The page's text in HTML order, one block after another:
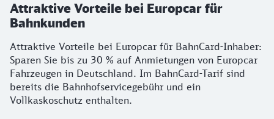
Attraktive Vorteile bei Europcar für
Bahnkunden
Attraktive Vorteile bei Europcar für BahnCard-Inhaber:
Sparen Sie bis zu 30 % auf Anmietungen von Europcar
Fahrzeugen in Deutschland. Im BahnCard-Tarif sind
bereits die Bahnhofservicegebühr und ein
Vollkaskoschutz enthalten.